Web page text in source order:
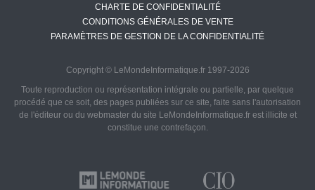
CHARTE DE CONFIDENTIALITÉ
CONDITIONS GÉNÉRALES DE VENTE
PARAMÈTRES DE GESTION DE LA CONFIDENTIALITÉ
Copyright © LeMondeInformatique.fr 1997-2026
Toute reproduction ou représentation intégrale ou partielle, par quelque
procédé que ce soit, des pages publiées sur ce site, faite sans l'autorisation
de l'éditeur ou du webmaster du site LeMondeInformatique.fr est illicite et
constitue une contrefaçon.